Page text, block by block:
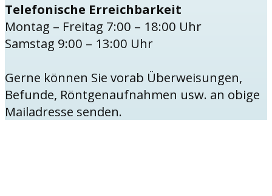
Telefonische Erreichbarkeit
Montag – Freitag 7:00 – 18:00 Uhr
Samstag 9:00 – 13:00 Uhr
Gerne können Sie vorab Überweisungen,
Befunde, Röntgenaufnahmen usw. an obige
Mailadresse senden.